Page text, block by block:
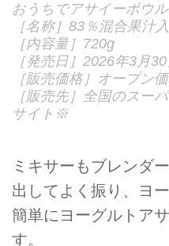
おうちでアサイーボウ
［名称］83％混合果汁
［内容量］720g
［発売日］2026年3月
［販売価格］オープン
［販売先］全国のスー
サイト※
ミキサーもブレンダ
出してよく振り、ヨ
簡単にヨーグルトア
す。